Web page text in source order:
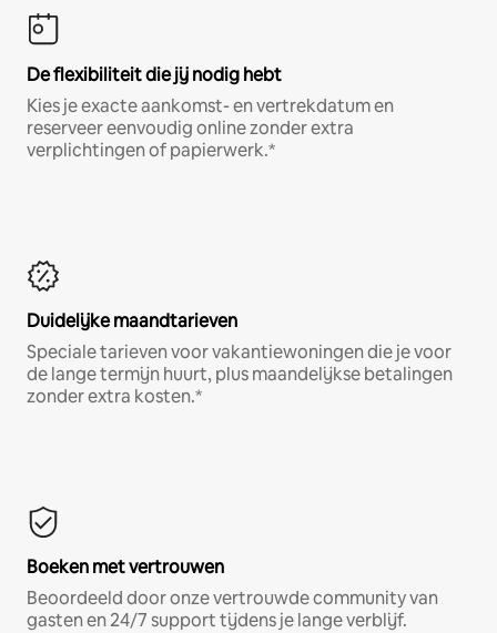
De flexibiliteit die jij nodig hebt
Kies je exacte aankomst- en vertrekdatum en
reserveer eenvoudig online zonder extra
verplichtingen of papierwerk.*
Duidelijke maandtarieven
Speciale tarieven voor vakantiewoningen die je voor
de lange termijn huurt, plus maandelijkse betalingen
zonder extra kosten.*
Boeken met vertrouwen
Beoordeeld door onze vertrouwde community van
gasten en 24/7 support tijdens je lange verblijf.